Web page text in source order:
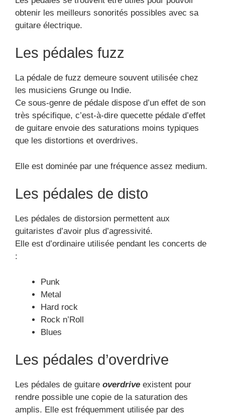
obtenir les meilleurs sonorités possibles avec sa
guitare électrique.
Les pédales fuzz
La pédale de fuzz demeure souvent utilisée chez
les musiciens Grunge ou Indie.
Ce sous-genre de pédale dispose d’un effet de son
très spécifique, c’est-à-dire quecette pédale d’effet
de guitare envoie des saturations moins typiques
que les distortions et overdrives.
Elle est dominée par une fréquence assez medium.
Les pédales de disto
Les pédales de distorsion permettent aux
guitaristes d’avoir plus d’agressivité.
Elle est d’ordinaire utilisée pendant les concerts de
:
Punk
Metal
Hard rock
Rock n’Roll
Blues
Les pédales d’overdrive
Les pédales de guitare overdrive existent pour
rendre possible une copie de la saturation des
amplis. Elle est fréquemment utilisée par des